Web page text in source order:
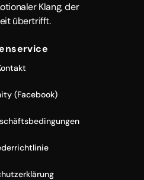
Klang, der
übertrifft.
(Facebook)